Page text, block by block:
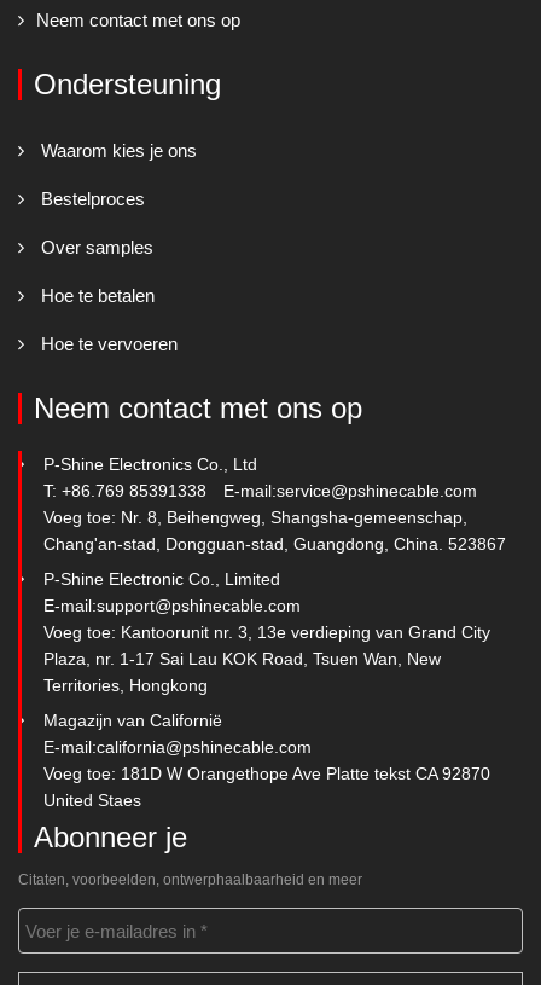
Neem contact met ons op
Ondersteuning
Waarom kies je ons
Bestelproces
Over samples
Hoe te betalen
Hoe te vervoeren
Neem contact met ons op
P-Shine Electronics Co., Ltd
T: +86.769 85391338
E-mail:service@pshinecable.com
Voeg toe: Nr. 8, Beihengweg, Shangsha-gemeenschap,
Chang'an-stad, Dongguan-stad, Guangdong, China. 523867
P-Shine Electronic Co., Limited
E-mail:support@pshinecable.com
Voeg toe: Kantoorunit nr. 3, 13e verdieping van Grand City
Plaza, nr. 1-17 Sai Lau KOK Road, Tsuen Wan, New
Territories, Hongkong
Magazijn van Californië
E-mail:california@pshinecable.com
Voeg toe: 181D W Orangethope Ave Platte tekst CA 92870
United Staes
Abonneer je
Citaten, voorbeelden, ontwerphaalbaarheid en meer